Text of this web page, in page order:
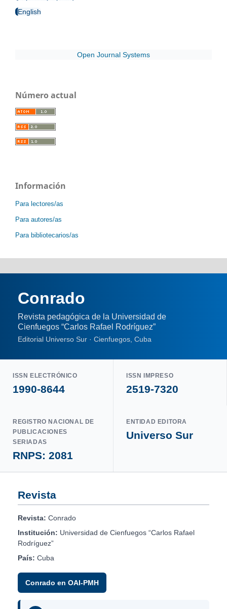
English
Open Journal Systems
Número actual
Información
Para lectores/as
Para autores/as
Para bibliotecarios/as
Conrado
Revista pedagógica de la Universidad de
Cienfuegos “Carlos Rafael Rodríguez”
Editorial Universo Sur · Cienfuegos, Cuba
ISSN ELECTRÓNICO
1990-8644
ISSN IMPRESO
2519-7320
REGISTRO NACIONAL DE
PUBLICACIONES
SERIADAS
RNPS: 2081
ENTIDAD EDITORA
Universo Sur
Revista
Revista: Conrado
Institución: Universidad de Cienfuegos “Carlos Rafael
Rodríguez”
País: Cuba
Conrado en OAI-PMH